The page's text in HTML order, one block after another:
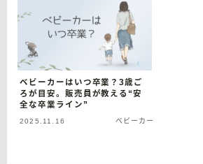
ベビーカーはいつ卒業？3歳ご
ろが目安。販売員が教える“安
全な卒業ライン”
2025.11.16 ベビーカー